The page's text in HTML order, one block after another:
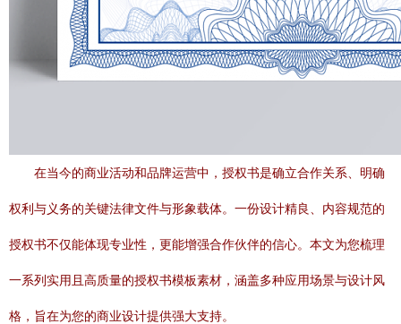
在当今的商业活动和品牌运营中，授权书是确立合作关系、明确
权利与义务的关键法律文件与形象载体。一份设计精良、内容规范的
授权书不仅能体现专业性，更能增强合作伙伴的信心。本文为您梳理
一系列实用且高质量的授权书模板素材，涵盖多种应用场景与设计风
格，旨在为您的商业设计提供强大支持。